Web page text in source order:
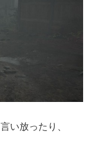
い放ったり、